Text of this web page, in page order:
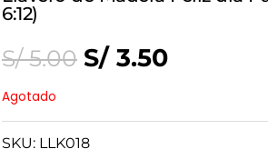
6:12)
S/5.00 Original
was:
S/3.50Current
Agotado
SKU: LLK018